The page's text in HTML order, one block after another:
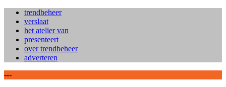
trendbeheer
verslaat
het atelier van
presenteert
over trendbeheer
adverteren
---